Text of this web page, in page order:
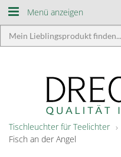
Menü anzeigen
Tischleuchter für Teelichter
Fisch an der Angel